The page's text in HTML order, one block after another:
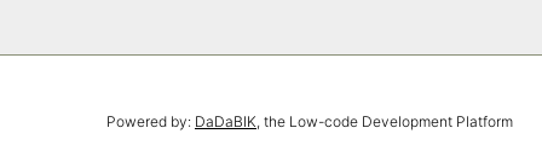
Powered by: DaDaBIK, the Low-code Development Platform